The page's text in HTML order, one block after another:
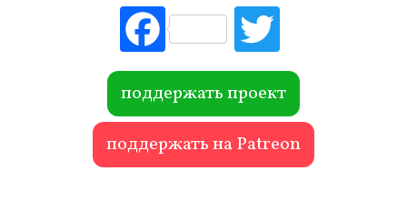
Fac
ebo
ok r
поддержать проект
поддержать на Patreon